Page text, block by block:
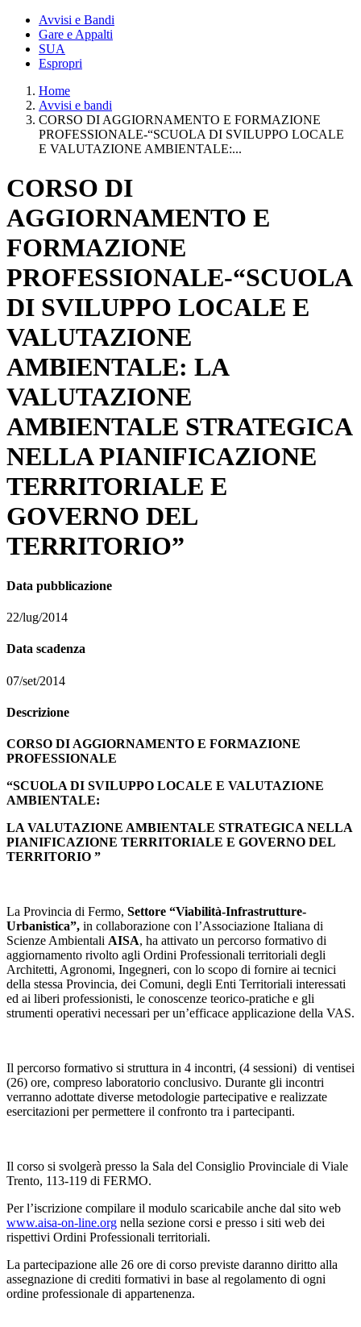
Avvisi e Bandi
Gare e Appalti
SUA
Espropri
Home
Avvisi e bandi
CORSO DI AGGIORNAMENTO E FORMAZIONE
PROFESSIONALE-“SCUOLA DI SVILUPPO LOCALE
E VALUTAZIONE AMBIENTALE:...
CORSO DI
AGGIORNAMENTO E
FORMAZIONE
PROFESSIONALE-“SCUOLA
DI SVILUPPO LOCALE E
VALUTAZIONE
AMBIENTALE: LA
VALUTAZIONE
AMBIENTALE STRATEGICA
NELLA PIANIFICAZIONE
TERRITORIALE E
GOVERNO DEL
TERRITORIO”
Data pubblicazione
22/lug/2014
Data scadenza
07/set/2014
Descrizione
CORSO DI AGGIORNAMENTO E FORMAZIONE
PROFESSIONALE
“SCUOLA DI SVILUPPO LOCALE E VALUTAZIONE
AMBIENTALE:
LA VALUTAZIONE AMBIENTALE STRATEGICA NELLA
PIANIFICAZIONE TERRITORIALE E GOVERNO DEL
TERRITORIO ”
La Provincia di Fermo, Settore “Viabilità-Infrastrutture-
Urbanistica”, in collaborazione con l’Associazione Italiana di
Scienze Ambientali AISA, ha attivato un percorso formativo di
aggiornamento rivolto agli Ordini Professionali territoriali degli
Architetti, Agronomi, Ingegneri, con lo scopo di fornire ai tecnici
della stessa Provincia, dei Comuni, degli Enti Territoriali interessati
ed ai liberi professionisti, le conoscenze teorico-pratiche e gli
strumenti operativi necessari per un’efficace applicazione della VAS.
Il percorso formativo si struttura in 4 incontri, (4 sessioni) di ventisei
(26) ore, compreso laboratorio conclusivo. Durante gli incontri
verranno adottate diverse metodologie partecipative e realizzate
esercitazioni per permettere il confronto tra i partecipanti.
Il corso si svolgerà presso la Sala del Consiglio Provinciale di Viale
Trento, 113-119 di FERMO.
Per l’iscrizione compilare il modulo scaricabile anche dal sito web
www.aisa-on-line.org nella sezione corsi e presso i siti web dei
rispettivi Ordini Professionali territoriali.
La partecipazione alle 26 ore di corso previste daranno diritto alla
assegnazione di crediti formativi in base al regolamento di ogni
ordine professionale di appartenenza.